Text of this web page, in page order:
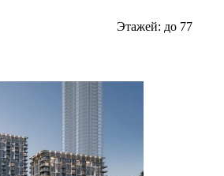
Этажей: до 77